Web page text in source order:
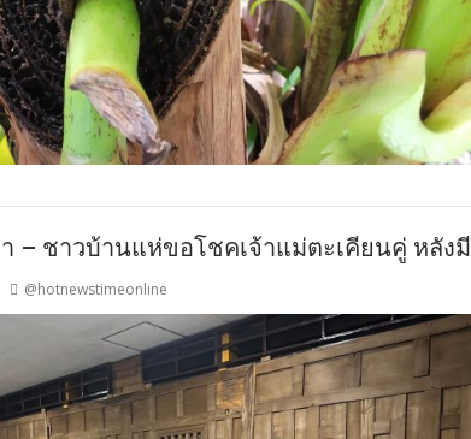
า – ชาวบ้านแห่ขอโชคเจ้าแม่ตะเคียนคู่ หลัง
@hotnewstimeonline